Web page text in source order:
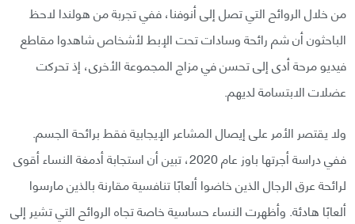
من خلال الروائح التي تصل إلى أنوفنا، ففي تجربة من هولندا لاحظ
الباحثون أن شم رائحة وسادات تحت الإبط لأشخاص شاهدوا مقاطع
فيديو مرحة أدى إلى تحسن في مزاج المجموعة الأخرى، إذ تحركت
عضلات الابتسامة لديهم.
ولا يقتصر الأمر على إيصال المشاعر الإيجابية فقط برائحة الجسم.
ففي دراسة أجرتها باوز عام 2020، تبين أن استجابة أدمغة النساء أقوى
لرائحة عرق الرجال الذين خاضوا ألعابًا تنافسية مقارنة بالذين مارسوا
ألعابًا هادئة. وأظهرت النساء حساسية خاصة تجاه الروائح التي تشير إلى